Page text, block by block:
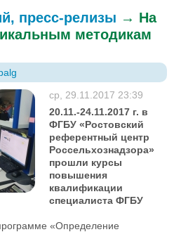
пресс-релизы → На
методикам
ср, 29.11.2017 23:39
20.11.-24.11.2017 г. в
ФГБУ «Ростовский
референтный центр
Россельхознадзора»
прошли курсы
повышения
квалификации
специалиста ФГБУ
«Определение